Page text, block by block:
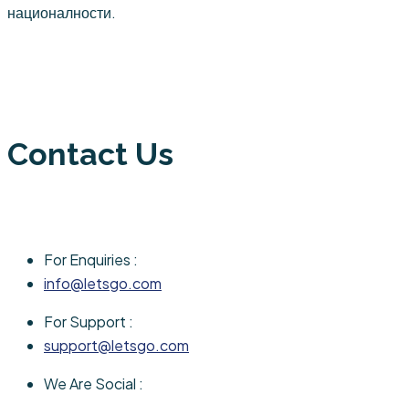
националности.
Contact Us
For Enquiries :
info@letsgo.com
For Support :
support@letsgo.com
We Are Social :